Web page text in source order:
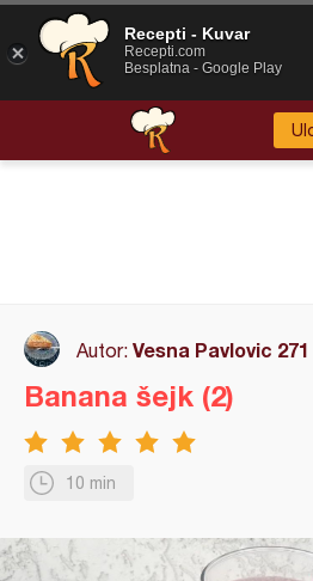
Autor: Vesna Pavlovic 271
10 min
Banana šejk (2)
Recepti - Kuvar
Recepti.com
Besplatna - Google Play